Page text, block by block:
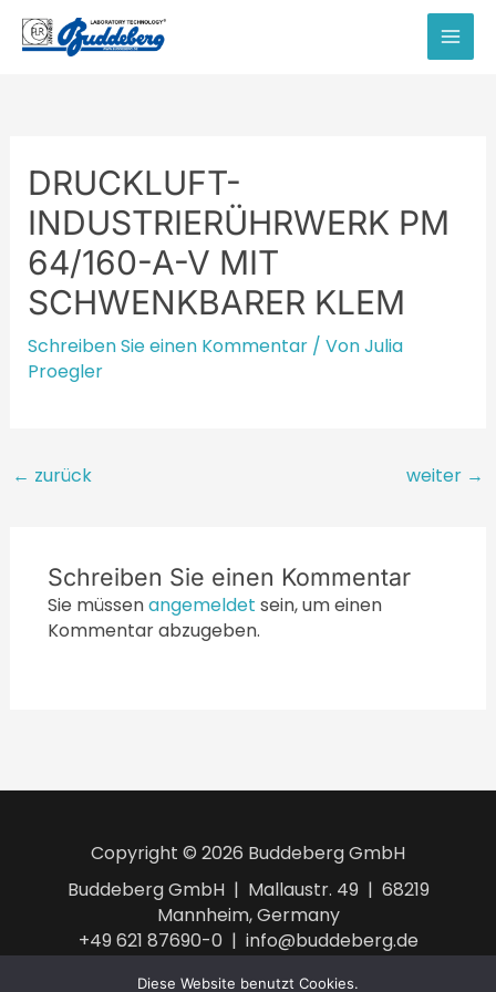
Zum
Inhalt
springen
DRUCKLUFT-
INDUSTRIERÜHRWERK PM
64/160-A-V MIT
SCHWENKBARER KLEM
Schreiben Sie einen Kommentar / VonJulia
Proegler
Beitragsnavigation
← zurück weiter →
Schreiben Sie einen Kommentar
Sie müssenangemeldet sein, um einen
Kommentar abzugeben.
Copyright © 2026 Buddeberg GmbH
Buddeberg GmbH | Mallaustr. 49 | 68219
Mannheim, Germany
+49 621 87690-0 | info@buddeberg.de
Impressum Datenschutzerklärung
Diese Website benutzt Cookies.